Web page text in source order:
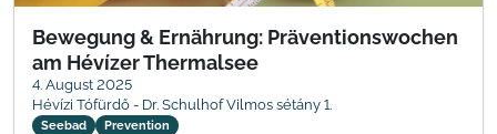
Bewegung & Ernährung: Präventionswochen
am Hévízer Thermalsee
4. August 2025
Hévízi Tófürdő - Dr. Schulhof Vilmos sétány 1.
Seebad Prevention